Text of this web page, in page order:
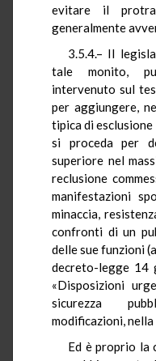
evitare il
generalmente
3.5.4.– Il
tale monito,
intervenuto sul
per aggiungere,
tipica di
si proceda per
superiore nel
reclusione
manifestazioni
minaccia,
confronti di un
delle sue funzioni
decreto-legge 14
«Disposizioni
sicurezza
modificazioni,
Ed è proprio la